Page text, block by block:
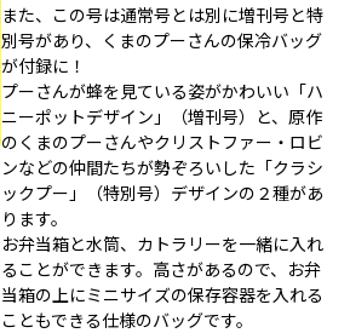
また、この号は通常号とは別に増刊号と特
別号があり、くまのプーさんの保冷バッグ
が付録に！
プーさんが蜂を見ている姿がかわいい「ハ
ニーポットデザイン」（増刊号）と、原作
のくまのプーさんやクリストファー・ロビ
ンなどの仲間たちが勢ぞろいした「クラシ
ックプー」（特別号）デザインの２種があ
ります。
お弁当箱と水筒、カトラリーを一緒に入れ
ることができます。高さがあるので、お弁
当箱の上にミニサイズの保存容器を入れる
こともできる仕様のバッグです。